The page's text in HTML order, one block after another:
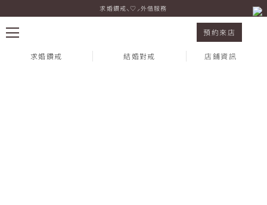
I-PRIMO 台北忠孝店 HUI ∞ WEN
求婚鑽戒⸜♡⸝外借服務
預約來店
求婚鑽戒 結婚對戒 店鋪資訊